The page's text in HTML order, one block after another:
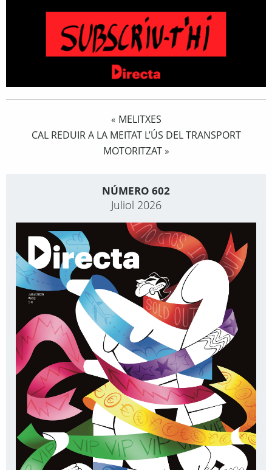
« MELITXES
CAL REDUIR A LA MEITAT L’ÚS DEL TRANSPORT
MOTORITZAT»
NÚMERO 602
Juliol 2026